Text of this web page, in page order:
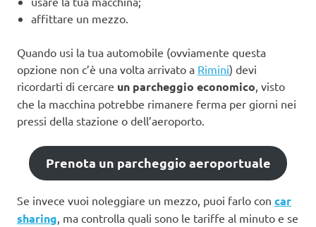
affittare un mezzo.
Quando usi la tua automobile (ovviamente questa
opzione non c’è una volta arrivato a Rimini) devi
ricordarti di cercare un parcheggio economico , visto
che la macchina potrebbe rimanere ferma per giorni nei
pressi della stazione o dell’aeroporto.
Prenota un parcheggio aeroportuale
Se invece vuoi noleggiare un mezzo, puoi farlo con car
sharing, ma controlla quali sono le tariffe al minuto e se